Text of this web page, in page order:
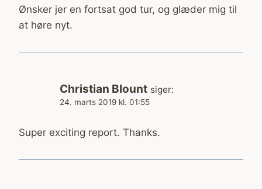
Ønsker jer en fortsat god tur, og glæder mig til
at høre nyt.
Christian Blount siger:
24. marts 2019 kl. 01:55
Super exciting report. Thanks.